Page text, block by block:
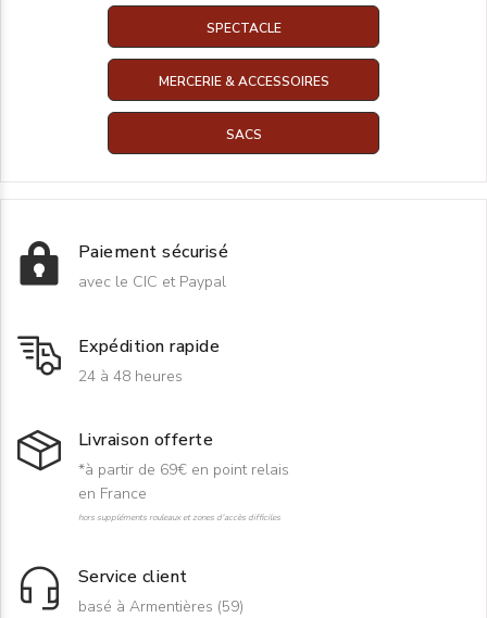
SPECTACLE
MERCERIE & ACCESSOIRES
SACS
Paiement sécurisé
avec le CIC et Paypal
Expédition rapide
24 à 48 heures
Livraison offerte
*à partir de 69€ en point relais
en France
hors suppléments rouleaux et zones d'accès difficiles
Service client
basé à Armentières (59)